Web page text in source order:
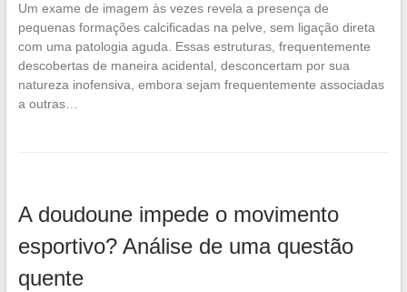
Um exame de imagem às vezes revela a presença de
pequenas formações calcificadas na pelve, sem ligação direta
com uma patologia aguda. Essas estruturas, frequentemente
descobertas de maneira acidental, desconcertam por sua
natureza inofensiva, embora sejam frequentemente associadas
a outras…
A doudoune impede o movimento
esportivo? Análise de uma questão
quente